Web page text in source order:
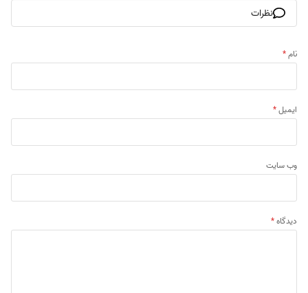
نظرات
نام*
ایمیل*
وب‌ سایت
دیدگاه*